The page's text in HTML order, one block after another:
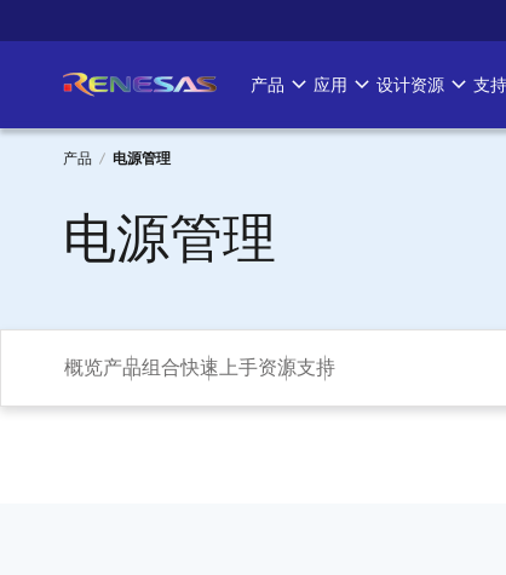
转
要
Main
产品 应用 设计资源 支持
面
包
屑
产品 电源管理
电源管理
概览产品组合快速上手资源支持